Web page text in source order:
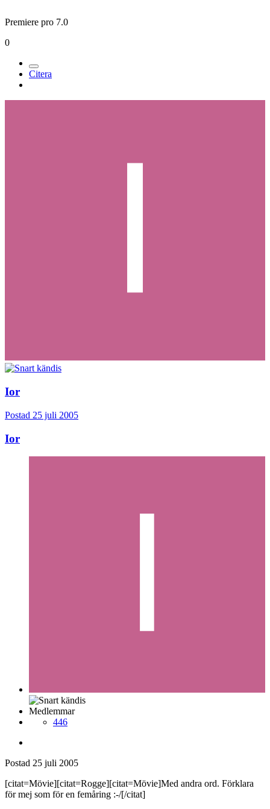
Premiere pro 7.0
0
Citera
Ior
Postad 25 juli 2005
Ior
Medlemmar
446
Postad 25 juli 2005
[citat=Mövie][citat=Rogge][citat=Mövie]Med andra ord. Förklara
för mej som för en femåring :-/[/citat]